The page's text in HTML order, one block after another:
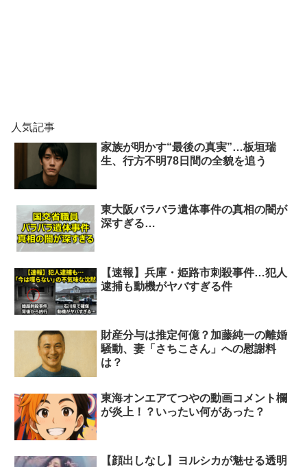
人気記事
家族が明かす“最後の真実”…板垣瑞
生、行方不明78日間の全貌を追う
東大阪バラバラ遺体事件の真相の闇が
深すぎる…
【速報】兵庫・姫路市刺殺事件…犯人
逮捕も動機がヤバすぎる件
財産分与は推定何億？加藤純一の離婚
騒動、妻「さちこさん」への慰謝料
は？
東海オンエアてつやの動画コメント欄
が炎上！？いったい何があった？
【顔出しなし】ヨルシカが魅せる透明